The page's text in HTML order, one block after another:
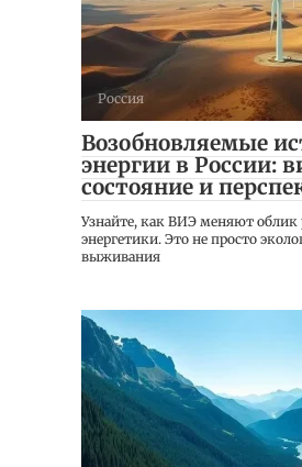
Россия
Возобновляемые
энергии в России:
состояние и
Узнайте, как ВИЭ меняют облик
энергетики. Это не просто
выживания